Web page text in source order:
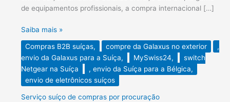
de equipamentos profissionais, a compra internacional […]
Saiba mais »
Compras B2B suíças, compre da Galaxus no exterior
,
envio da Galaxus para a Suíça,
MySwiss24,
switch
Netgear na Suíça
, envio da Suíça para a Bélgica,
envio de eletrônicos suíços
Serviço suíço de compras por procuração